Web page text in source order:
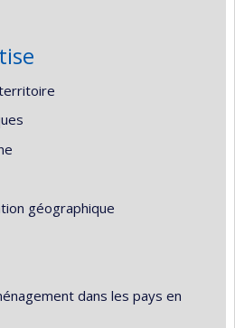
géographique
dans les pays en